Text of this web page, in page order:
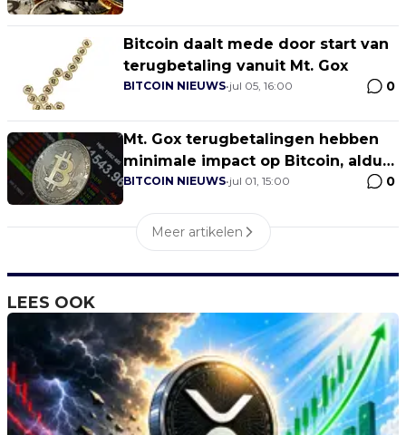
Bitcoin daalt mede door start van
terugbetaling vanuit Mt. Gox
BITCOIN NIEUWS•jul 05, 16:00 0
Mt. Gox terugbetalingen hebben
minimale impact op Bitcoin, aldus
expert
BITCOIN NIEUWS•jul 01, 15:00 0
Meer artikelen
LEES OOK